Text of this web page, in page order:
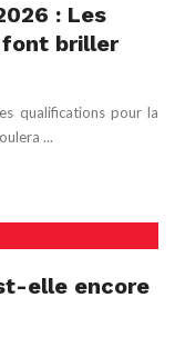
: Les
font briller
qualifications pour la
...
elle encore